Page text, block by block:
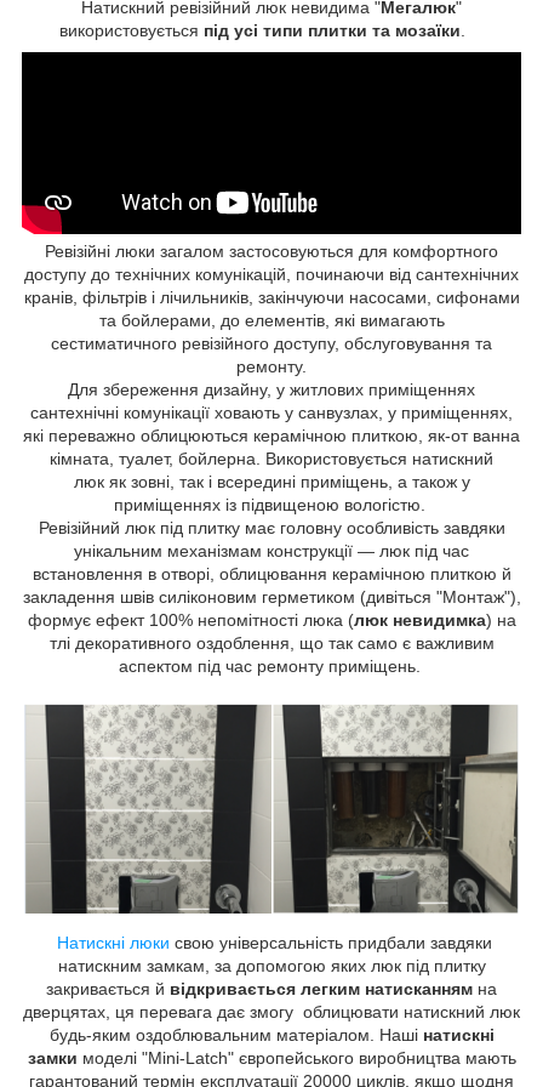
Натискний ревізійний люк невидима "Мегалюк"
використовується під усі типи плитки та мозаїки
Ревізійні люки загалом застосовуються для комфортного
доступу до технічних комунікацій, починаючи від сантехнічних
кранів, фільтрів і лічильників, закінчуючи насосами, сифонами
та бойлерами, до елементів, які вимагають
сестиматичного ревізійного доступу, обслуговування та
ремонту.
Для збереження дизайну, у житлових приміщеннях
сантехнічні комунікації ховають у санвузлах, у приміщеннях,
які переважно облицюються керамічною плиткою, як-от ванна
кімната, туалет, бойлерна. Використовується натискний
люк як зовні, так і всередині приміщень, а також у
приміщеннях із підвищеною вологістю.
Ревізійний люк під плитку має головну особливість завдяки
унікальним механізмам конструкції — люк під час
встановлення в отворі, облицювання керамічною плиткою й
закладення швів силіконовим герметиком (дивіться "Монтаж"),
формує ефект 100% непомітності люка (люк невидимка) на
тлі декоративного оздоблення, що так само є важливим
аспектом під час ремонту приміщень.
Натискні люки свою універсальність придбали завдяки
натискним замкам, за допомогою яких люк під плитку
закривається й відкривається легким натисканням на
дверцятах, ця перевага дає змогу облицювати натискний люк
будь-яким оздоблювальним матеріалом. Наші натискні
замки моделі "Mini-Latch" європейського виробництва мають
гарантований термін експлуатації 20000 циклів, якщо щодня